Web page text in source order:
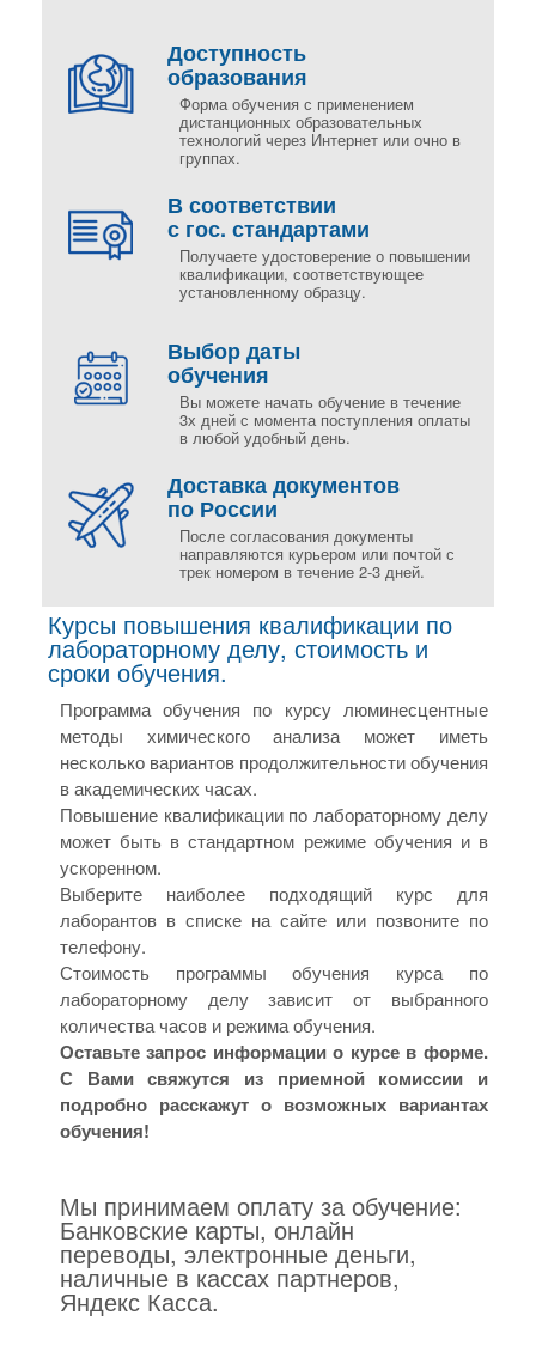
Доступность
образования
Форма обучения с применением
дистанционных образовательных
технологий через Интернет или очно в
группах.
В соответствии
с гос. стандартами
Получаете удостоверение о повышении
квалификации, соответствующее
установленному образцу.
Выбор даты
обучения
Вы можете начать обучение в течение
3х дней с момента поступления оплаты
в любой удобный день.
Доставка документов
по России
После согласования документы
направляются курьером или почтой с
трек номером в течение 2-3 дней.
Курсы повышения квалификации по
лабораторному делу, стоимость и
сроки обучения.
Программа обучения по курсу люминесцентные
методы химического анализа может иметь
несколько вариантов продолжительности обучения
в академических часах.
Повышение квалификации по лабораторному делу
может быть в стандартном режиме обучения и в
ускоренном.
Выберите наиболее подходящий курс для
лаборантов в списке на сайте или позвоните по
телефону.
Стоимость программы обучения курса по
лабораторному делу зависит от выбранного
количества часов и режима обучения.
Оставьте запрос информации о курсе в форме.
С Вами свяжутся из приемной комиссии и
подробно расскажут о возможных вариантах
обучения!
Мы принимаем оплату за обучение:
Банковские карты, онлайн
переводы, электронные деньги,
наличные в кассах партнеров,
Яндекс Касса.